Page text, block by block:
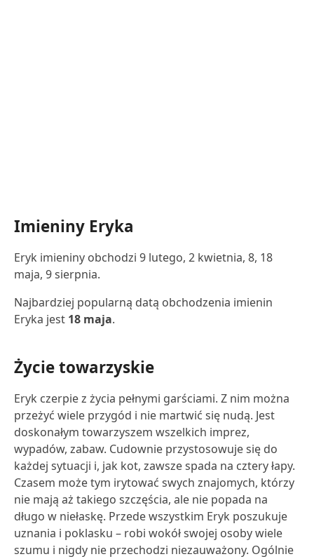
Imieniny Eryka
Eryk imieniny obchodzi 9 lutego, 2 kwietnia, 8, 18
maja, 9 sierpnia.
Najbardziej popularną datą obchodzenia imienin
Eryka jest 18 maja.
Życie towarzyskie
Eryk czerpie z życia pełnymi garściami. Z nim można
przeżyć wiele przygód i nie martwić się nudą. Jest
doskonałym towarzyszem wszelkich imprez,
wypadów, zabaw. Cudownie przystosowuje się do
każdej sytuacji i, jak kot, zawsze spada na cztery łapy.
Czasem może tym irytować swych znajomych, którzy
nie mają aż takiego szczęścia, ale nie popada na
długo w niełaskę. Przede wszystkim Eryk poszukuje
uznania i poklasku – robi wokół swojej osoby wiele
szumu i nigdy nie przechodzi niezauważony. Ogólnie